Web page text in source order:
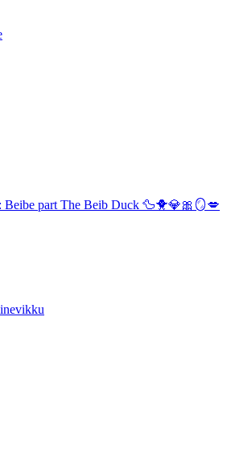
part The Beib Duck 🦆🐥💎🎀🪞💋